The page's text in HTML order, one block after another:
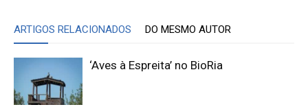
ARTIGOS RELACIONADOS DO MESMO AUTOR
‘Aves à Espreita’ no BioRia